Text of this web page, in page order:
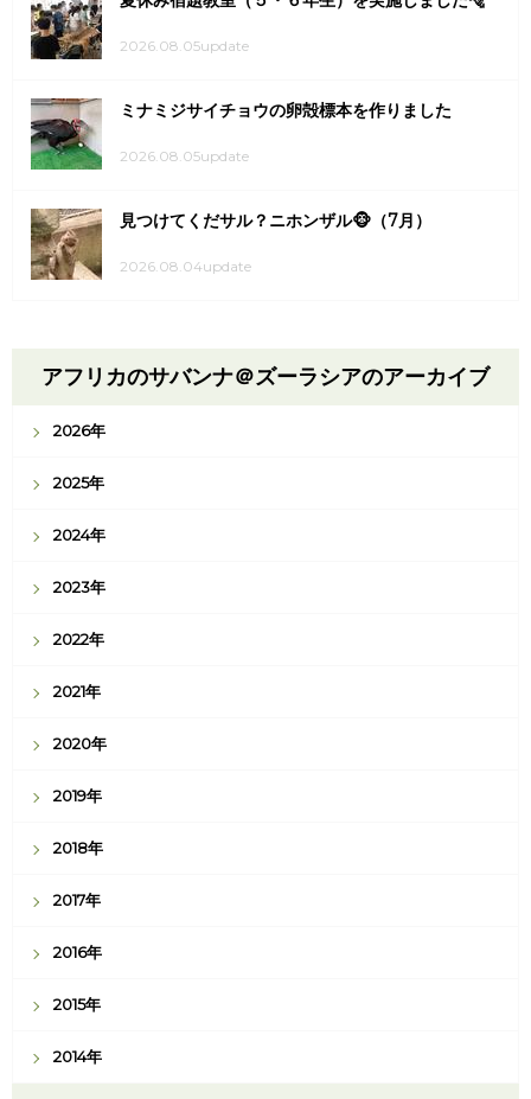
2026.08.05update
ミナミジサイチョウの卵殻標本を作りました
2026.08.05update
見つけてくだサル？ニホンザル🐵（7月）
2026.08.04update
アフリカのサバンナ＠ズーラシアのアーカイブ
2026年
2025年
2024年
2023年
2022年
2021年
2020年
2019年
2018年
2017年
2016年
2015年
2014年